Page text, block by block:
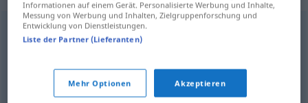
vielleicht,wahrscheinlich,mutmaßlich
© OpenThesaurus.de
Informationen auf einem Gerät. Personalisierte Werbung und Inhalte,
Messung von Werbung und Inhalten, Zielgruppenforschung und
Entwicklung von Dienstleistungen.
Liste der Partner (Lieferanten)
Mehr Optionen Akzeptieren